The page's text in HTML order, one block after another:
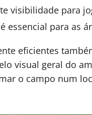
visibilidade para
essencial para as
eficientes
visual geral do
o campo num